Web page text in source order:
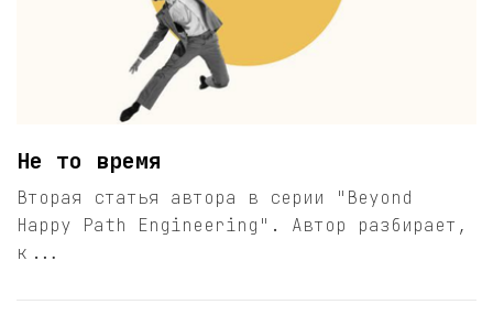
Не то время
Вторая статья автора в серии "Beyond
Happy Path Engineering". Автор разбирает,
к...